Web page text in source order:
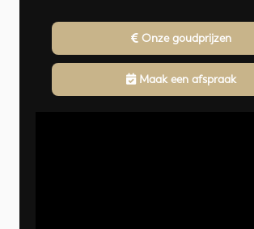
Onze goudprijzen
Maak een afspraak